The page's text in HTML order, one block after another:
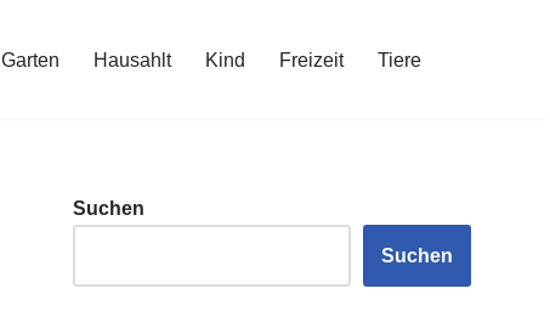
Garten Hausahlt Kind Freizeit Tiere
Suchen
Suchen